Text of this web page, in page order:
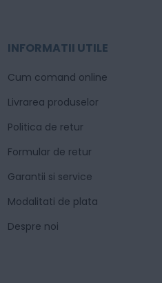
INFORMATII UTILE
Cum comand online
Livrarea produselor
Politica de retur
Formular de retur
Garantii si service
Modalitati de plata
Despre noi